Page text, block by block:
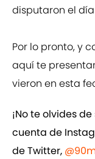
disputaron el
Por lo pronto, y
aquí te
vieron en esta
¡No te olvides
cuenta de
de Twitter,